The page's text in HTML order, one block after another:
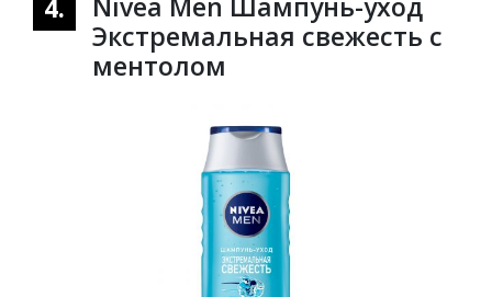
4.
Экстремальная свежесть с
ментолом